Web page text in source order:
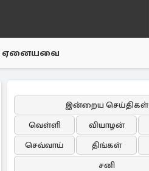
ஏனையவை
இன்றைய செய்திகள்
வெள்ளி
வியாழன்
செவ்வாய்
திங்கள்
சனி